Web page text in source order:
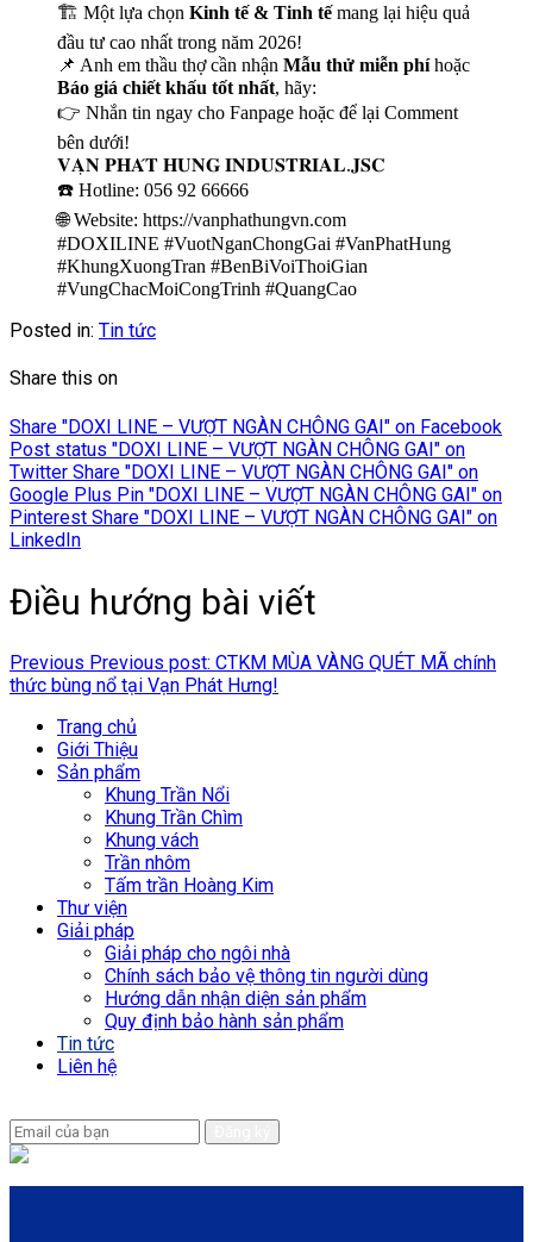
🏗️ Một lựa chọn Kinh tế & Tinh tếmang lại hiệu quả
đầu tư cao nhất trong năm 2026!
📌 Anh em thầu thợ cần nhận Mẫu thử miễn phíhoặc
Báo giá chiết khấu tốt nhất, hãy:
👉 Nhắn tin ngay cho Fanpage hoặc để lại Comment
bên dưới!
𝐕𝐀̣𝐍 𝐏𝐇𝐀́𝐓 𝐇𝐔𝐍𝐆 𝐈𝐍𝐃𝐔𝐒𝐓𝐑𝐈𝐀𝐋.𝐉𝐒𝐂
☎️ Hotline: 056 92 66666
🌐 Website: https://vanphathungvn.com
#DOXILINE #VuotNganChongGai #VanPhatHung
#KhungXuongTran #BenBiVoiThoiGian
#VungChacMoiCongTrinh #QuangCao
Posted in: Tin tức
Share this on
Share "DOXI LINE – VƯỢT NGÀN CHÔNG GAI" on Facebook
Post status "DOXI LINE – VƯỢT NGÀN CHÔNG GAI" on
Twitter Share "DOXI LINE – VƯỢT NGÀN CHÔNG GAI" on
Google Plus Pin "DOXI LINE – VƯỢT NGÀN CHÔNG GAI" on
Pinterest Share "DOXI LINE – VƯỢT NGÀN CHÔNG GAI" on
LinkedIn
Điều hướng bài viết
Previous Previous post: CTKM MÙA VÀNG QUÉT MÃ chính
thức bùng nổ tại Vạn Phát Hưng!
Trang chủ
Giới Thiệu
Sản phẩm
Khung Trần Nổi
Khung Trần Chìm
Khung vách
Trần nhôm
Tấm trần Hoàng Kim
Thư viện
Giải pháp
Giải pháp cho ngôi nhà
Chính sách bảo vệ thông tin người dùng
Hướng dẫn nhận diện sản phẩm
Quy định bảo hành sản phẩm
Tin tức
Liên hệ